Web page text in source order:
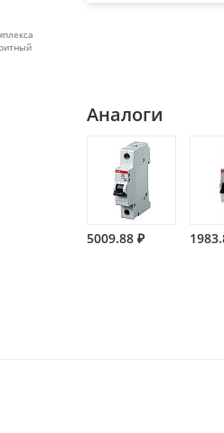
Аналоги
5009.88 ₽